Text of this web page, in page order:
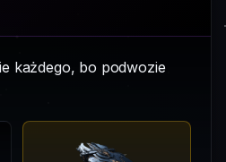
każdego, bo podwozie